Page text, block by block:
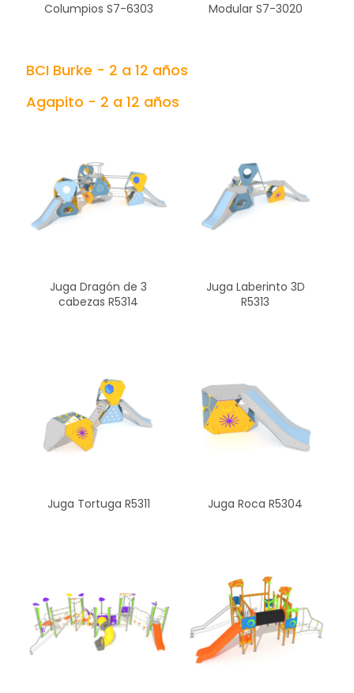
Columpios S7-6303 Modular S7-3020
BCI Burke - 2 a 12 años
Agapito - 2 a 12 años
Juga Dragón de 3
cabezas R5314
Juga Laberinto 3D
R5313
Juga Tortuga R5311 Juga Roca R5304